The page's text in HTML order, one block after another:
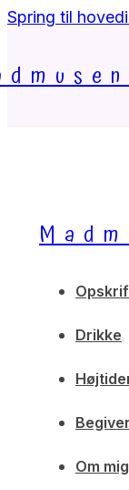
Spring til
Drikke
Om mig